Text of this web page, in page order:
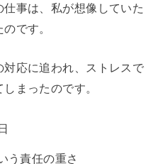
事は、私が想像していた
です。
応に追われ、ストレスで
まったのです。
う責任の重さ